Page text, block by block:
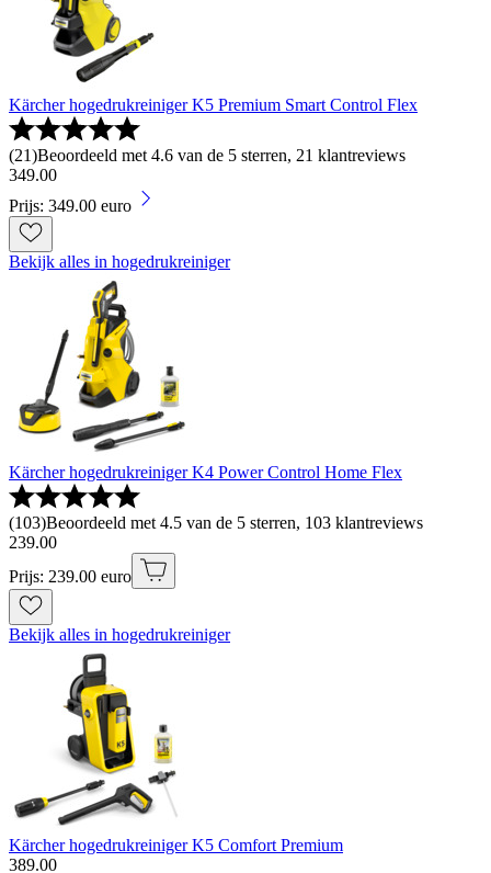
Kärcher hogedrukreiniger K5 Premium Smart Control Flex
(21)Beoordeeld met 4.6 van de 5 sterren, 21 klantreviews
349.00
Prijs: 349.00 euro
Bekijk alles in hogedrukreiniger
Kärcher hogedrukreiniger K4 Power Control Home Flex
(103)Beoordeeld met 4.5 van de 5 sterren, 103 klantreviews
239.00
Prijs: 239.00 euro
Bekijk alles in hogedrukreiniger
Kärcher hogedrukreiniger K5 Comfort Premium
389.00